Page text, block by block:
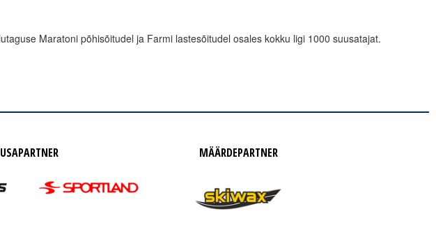
Maratoni põhisõitudel ja Farmi lastesõitudel osales kokku ligi 1000 suusatajat.
MÄÄRDEPARTNER